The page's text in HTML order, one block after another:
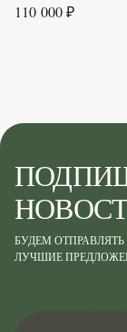
110 000 ₽
БУДЕМ
ЛУЧШИЕ